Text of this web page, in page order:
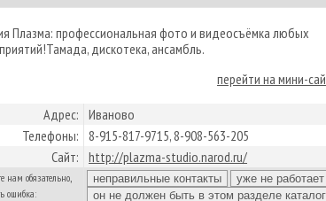
Плазма: профессиональная фото и видеосъёмка любых
дискотека, ансамбль.
перейти на мини-
Адрес: Иваново
Телефоны: 8-915-817-9715, 8-908-563-205
Сайт: http://plazma-studio.narod.ru/
нам обязательно,
ошибка: